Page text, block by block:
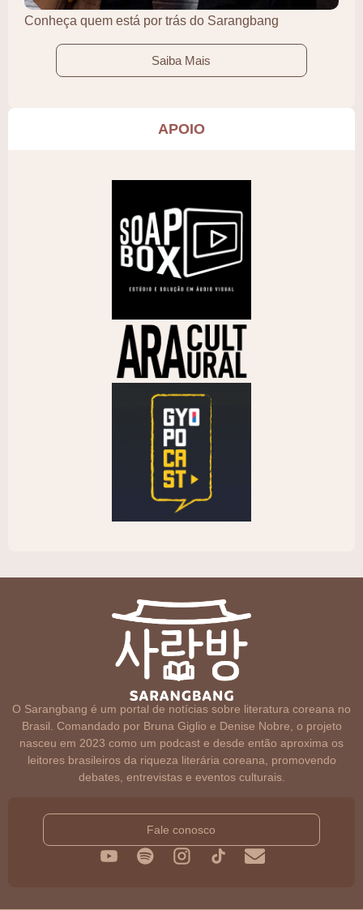
Conheça quem está por trás do Sarangbang
Saiba Mais
APOIO
O Sarangbang é um portal de notícias sobre literatura coreana no
Brasil. Comandado por Bruna Giglio e Denise Nobre, o projeto
nasceu em 2023 como um podcast e desde então aproxima os
leitores brasileiros da riqueza literária coreana, promovendo
debates, entrevistas e eventos culturais.
Fale conosco